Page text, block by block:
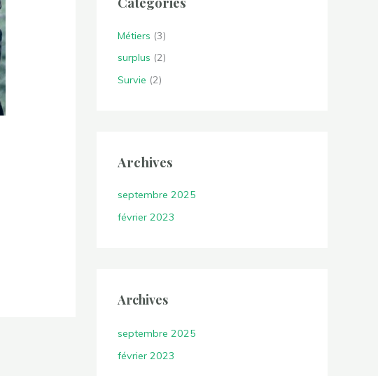
Métiers (3)
surplus (2)
Survie (2)
Archives
septembre 2025
février 2023
Archives
septembre 2025
février 2023